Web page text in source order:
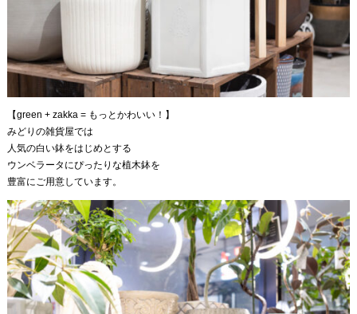
【green + zakka = もっとかわいい！】
みどりの雑貨屋では
人気の白い鉢をはじめとする
ウンベラータにぴったりな植木鉢を
豊富にご用意しています。